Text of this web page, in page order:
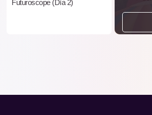
Futuroscope (Día 2)